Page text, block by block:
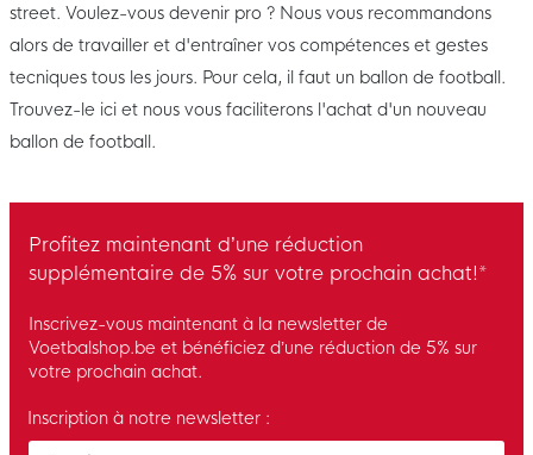
street. Voulez-vous devenir pro ? Nous vous recommandons
alors de travailler et d'entraîner vos compétences et gestes
tecniques tous les jours. Pour cela, il faut un ballon de football.
Trouvez-le ici et nous vous faciliterons l'achat d'un nouveau
ballon de football.
Profitez maintenant d’une réduction
supplémentaire de 5% sur votre prochain achat!*
Inscrivez-vous maintenant à la newsletter de
Voetbalshop.be et bénéficiez d’une réduction de 5% sur
votre prochain achat.
Enter your email and accept the privacy policy to subscribe to
Inscription à notre newsletter :